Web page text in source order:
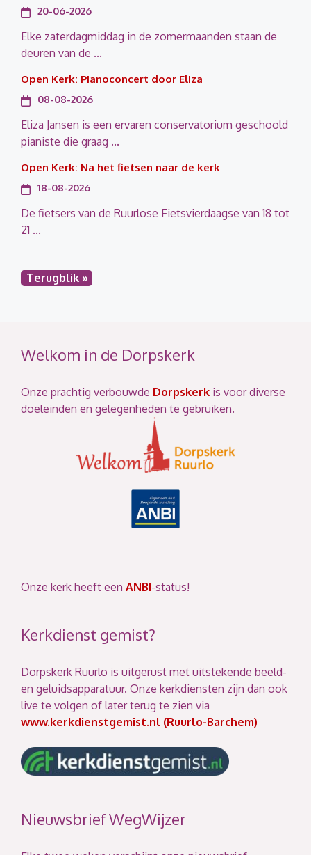
20-06-2026
Elke zaterdagmiddag in de zomermaanden staan de
deuren van de ...
Open Kerk: Pianoconcert door Eliza
08-08-2026
Eliza Jansen is een ervaren conservatorium geschoold
pianiste die graag ...
Open Kerk: Na het fietsen naar de kerk
18-08-2026
De fietsers van de Ruurlose Fietsvierdaagse van 18 tot
21 ...
Terugblik »
Welkom in de Dorpskerk
Onze prachtig verbouwde Dorpskerk is voor diverse
doeleinden en gelegenheden te gebruiken.
Onze kerk heeft een ANBI-status!
Kerkdienst gemist?
Dorpskerk Ruurlo is uitgerust met uitstekende beeld-
en geluidsapparatuur. Onze kerkdiensten zijn dan ook
live te volgen of later terug te zien via
www.kerkdienstgemist.nl (Ruurlo-Barchem)
Nieuwsbrief WegWijzer